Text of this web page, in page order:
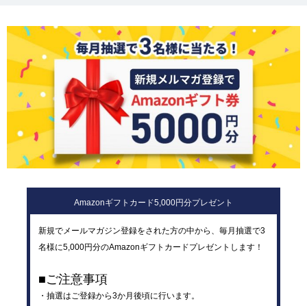
Amazonギフトカード5,000円分プレゼント
新規でメールマガジン登録をされた方の中から、毎月抽選で3
名様に5,000円分のAmazonギフトカードプレゼントします！
■ご注意事項
・抽選はご登録から3か月後頃に行います。